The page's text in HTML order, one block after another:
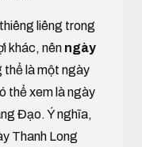
liêng trong
khác, nên ngày
thể là một ngày
thể xem là ngày
Đạo. Ý nghĩa,
Thanh Long